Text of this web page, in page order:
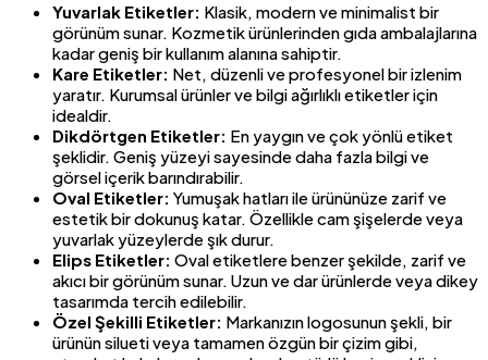
Yuvarlak Etiketler: Klasik, modern ve minimalist bir
görünüm sunar. Kozmetik ürünlerinden gıda ambalajlarına
kadar geniş bir kullanım alanına sahiptir.
Kare Etiketler: Net, düzenli ve profesyonel bir izlenim
yaratır. Kurumsal ürünler ve bilgi ağırlıklı etiketler için
idealdir.
Dikdörtgen Etiketler: En yaygın ve çok yönlü etiket
şeklidir. Geniş yüzeyi sayesinde daha fazla bilgi ve
görsel içerik barındırabilir.
Oval Etiketler: Yumuşak hatları ile ürününüze zarif ve
estetik bir dokunuş katar. Özellikle cam şişelerde veya
yuvarlak yüzeylerde şık durur.
Elips Etiketler: Oval etiketlere benzer şekilde, zarif ve
akıcı bir görünüm sunar. Uzun ve dar ürünlerde veya dikey
tasarımda tercih edilebilir.
Özel Şekilli Etiketler: Markanızın logosunun şekli, bir
ürünün silueti veya tamamen özgün bir çizim gibi,